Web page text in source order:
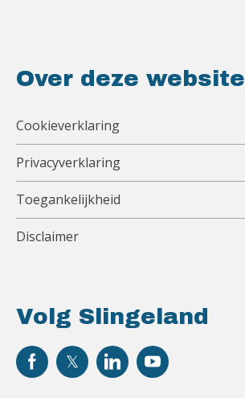
Volg Slingeland
Over deze website
Cookieverklaring
Privacyverklaring
Toegankelijkheid
Disclaimer